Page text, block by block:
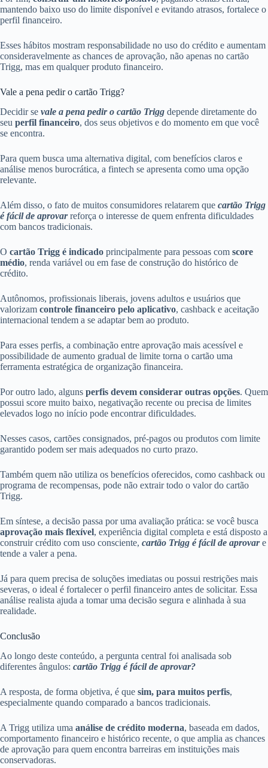
mantendo baixo uso do limite disponível e evitando atrasos, fortalece o
perfil financeiro.
Esses hábitos mostram responsabilidade no uso do crédito e aumentam
consideravelmente as chances de aprovação, não apenas no cartão
Trigg, mas em qualquer produto financeiro.
Vale a pena pedir o cartão Trigg?
Decidir se vale a pena pedir o cartão Trigg depende diretamente do
seu perfil financeiro, dos seus objetivos e do momento em que você
se encontra.
Para quem busca uma alternativa digital, com benefícios claros e
análise menos burocrática, a fintech se apresenta como uma opção
relevante.
Além disso, o fato de muitos consumidores relatarem que cartão Trigg
é fácil de aprovarreforça o interesse de quem enfrenta dificuldades
com bancos tradicionais.
O cartão Trigg é indicado principalmente para pessoas com score
médio, renda variável ou em fase de construção do histórico de
crédito.
Autônomos, profissionais liberais, jovens adultos e usuários que
valorizam controle financeiro pelo aplicativo, cashback e aceitação
internacional tendem a se adaptar bem ao produto.
Para esses perfis, a combinação entre aprovação mais acessível e
possibilidade de aumento gradual de limite torna o cartão uma
ferramenta estratégica de organização financeira.
Por outro lado, alguns perfis devem considerar outras opções. Quem
possui score muito baixo, negativação recente ou precisa de limites
elevados logo no início pode encontrar dificuldades.
Nesses casos, cartões consignados, pré-pagos ou produtos com limite
garantido podem ser mais adequados no curto prazo.
Também quem não utiliza os benefícios oferecidos, como cashback ou
programa de recompensas, pode não extrair todo o valor do cartão
Trigg.
Em síntese, a decisão passa por uma avaliação prática: se você busca
aprovação mais flexível, experiência digital completa e está disposto a
construir crédito com uso consciente, cartão Trigg é fácil de aprovare
tende a valer a pena.
Já para quem precisa de soluções imediatas ou possui restrições mais
severas, o ideal é fortalecer o perfil financeiro antes de solicitar. Essa
análise realista ajuda a tomar uma decisão segura e alinhada à sua
realidade.
Conclusão
Ao longo deste conteúdo, a pergunta central foi analisada sob
diferentes ângulos: cartão Trigg é fácil de aprovar?
A resposta, de forma objetiva, é que sim, para muitos perfis,
especialmente quando comparado a bancos tradicionais.
A Trigg utiliza uma análise de crédito moderna, baseada em dados,
comportamento financeiro e histórico recente, o que amplia as chances
de aprovação para quem encontra barreiras em instituições mais
conservadoras.